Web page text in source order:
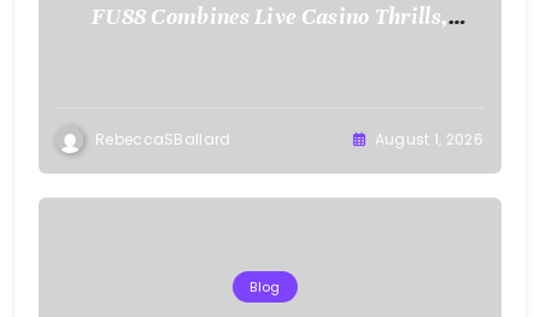
FU88 Combines Live Casino Thrills,
RebeccaSBallard August 1, 2026
Blog